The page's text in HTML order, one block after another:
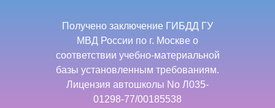
Получено заключение ГИБДД ГУ
МВД России по г. Москве о
соответствии учебно-материальной
базы установленным требованиям.
Лицензия автошколы No Л035-
01298-77/00185538